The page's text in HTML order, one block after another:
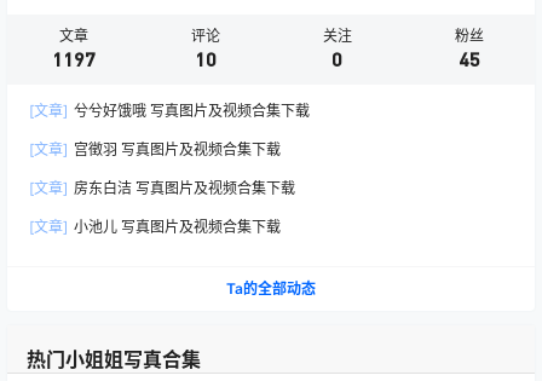
文章
1197
评论
10
关注
0
粉丝
45
[文章] 兮兮好饿哦 写真图片及视频合集下载
[文章] 宫徵羽 写真图片及视频合集下载
[文章] 房东白洁 写真图片及视频合集下载
[文章] 小池儿 写真图片及视频合集下载
Ta的全部动态
热门小姐姐写真合集